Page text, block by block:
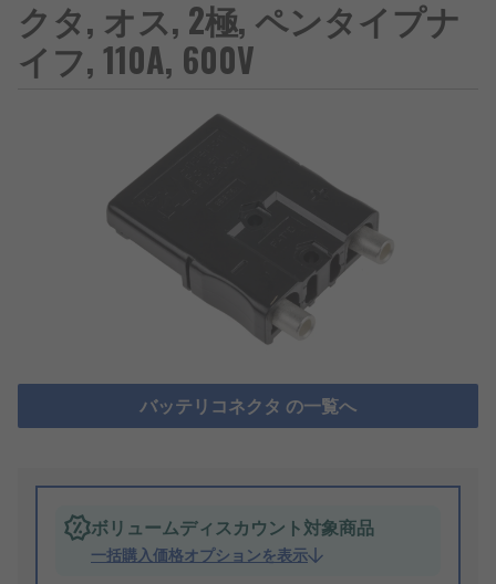
クタ, オス, 2極, ペンタイプナ
イフ, 110A, 600V
バッテリコネクタ の一覧へ
ボリュームディスカウント対象商品
一括購入価格オプションを表示